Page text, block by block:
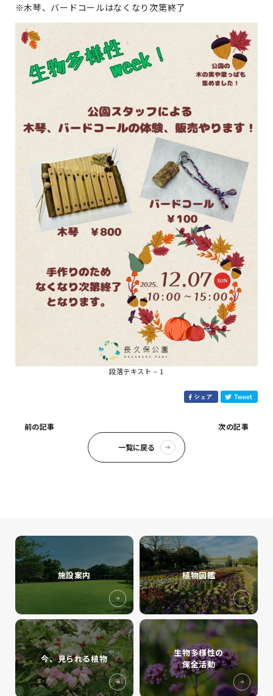
※木琴、バードコールはなくなり次第終了
段落テキスト – 1
前の記事
一覧に戻る
次の記事
施設案内 植物図鑑
今、見られる植物
生物多様性の
保全活動